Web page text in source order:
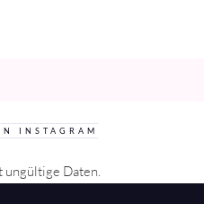
INSTAGRAM
ungültige Daten.